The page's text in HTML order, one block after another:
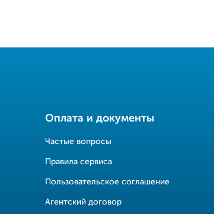
Оплата и документы
Частые вопросы
Правила сервиса
Пользовательское соглашение
Агентский договор